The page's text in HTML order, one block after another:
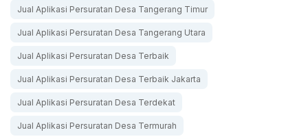
Jual Aplikasi Persuratan Desa Tangerang Timur
Jual Aplikasi Persuratan Desa Tangerang Utara
Jual Aplikasi Persuratan Desa Terbaik
Jual Aplikasi Persuratan Desa Terbaik Jakarta
Jual Aplikasi Persuratan Desa Terdekat
Jual Aplikasi Persuratan Desa Termurah